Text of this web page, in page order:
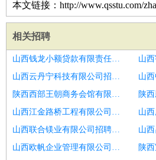
本文链接：http://www.qsstu.com/
相关招聘
山西钱龙小额贷款有限责任公司招聘普通外科兼肝肠学科带头人
山西云丹宁科技有限公司招聘口腔执业医生
陕西西部王朝商务会馆有限公司招聘口腔执业医生
山西江金路桥工程有限公司招聘口腔助理医生
山西联合镁业有限公司招聘康复科医生
山西欧帆企业管理有限公司招聘庐江协同口腔医院执业医师